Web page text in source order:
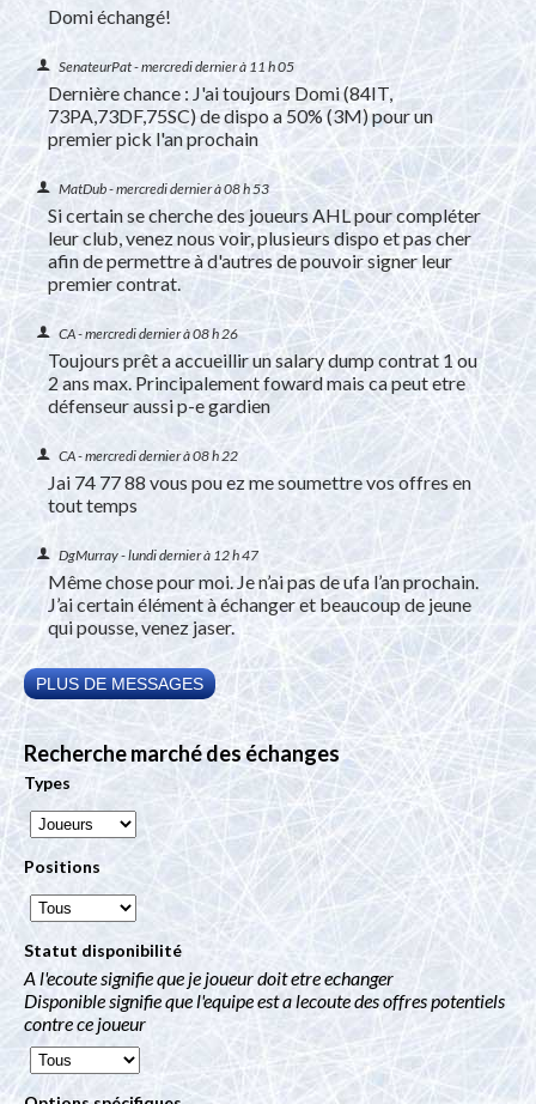
Domi échangé!
SenateurPat -mercredi dernier à 11 h 05
Dernière chance : J'ai toujours Domi (84IT,
73PA,73DF,75SC) de dispo a 50% (3M) pour un
premier pick l'an prochain
MatDub -mercredi dernier à 08 h 53
Si certain se cherche des joueurs AHL pour compléter
leur club, venez nous voir, plusieurs dispo et pas cher
afin de permettre à d'autres de pouvoir signer leur
premier contrat.
CA -mercredi dernier à 08 h 26
Toujours prêt a accueillir un salary dump contrat 1 ou
2 ans max. Principalement foward mais ca peut etre
défenseur aussi p-e gardien
CA -mercredi dernier à 08 h 22
Jai 74 77 88 vous pou ez me soumettre vos offres en
tout temps
DgMurray -lundi dernier à 12 h 47
Même chose pour moi. Je n’ai pas de ufa l’an prochain.
J’ai certain élément à échanger et beaucoup de jeune
qui pousse, venez jaser.
PLUS DE MESSAGES
Recherche marché des échanges
Types
Positions
Statut disponibilité
A l'ecoute signifie que je joueur doit etre echanger
Disponible signifie que l'equipe est a lecoute des offres potentiels
contre ce joueur